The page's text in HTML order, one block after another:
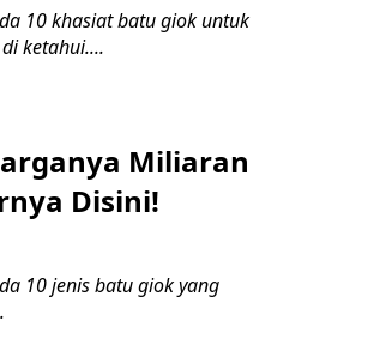
10 khasiat batu giok untuk
ketahui....
Miliaran
Disini!
10 jenis batu giok yang